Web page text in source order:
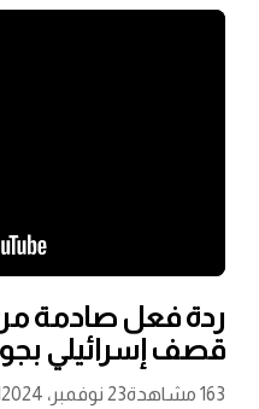
ردة فعل صادمة من
قصف إسرائيلي
163 مشاهدة 23 نوفمبر، 2024